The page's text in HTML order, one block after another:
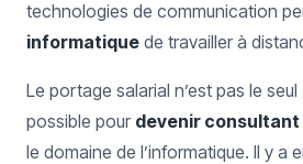
technologies de communication
informatique de travailler à
Le portage salarial n’est pas le seul
possible pour devenir
le domaine de l’informatique. Il y a